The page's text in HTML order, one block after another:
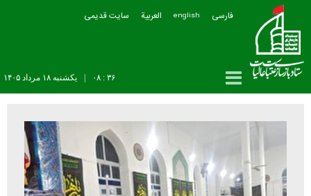
فارسی english العربیة سایت قدیمی
يکشنبه ۱۸ مرداد ۱۴۰۵ ۳۶ : ۰۸